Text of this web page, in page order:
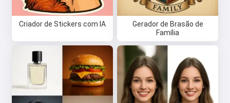
Criador de Stickers com IA
Gerador de Brasão de
Família